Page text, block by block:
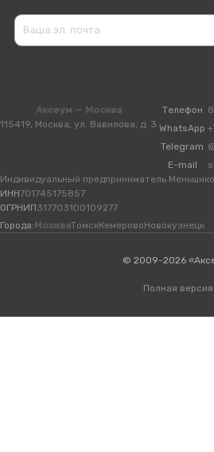
Аксеум — Москва
115419, Москва, ул. Вавилова, д. 3
Телефон
WhatsApp
Telegram
E-mail
Индивидуальный предприниматель
ИНН701745175857
ОГРНИП317703100109277
Города:МоскваТомскКемеровоНовокузнецк
© 2009-2026
Полная версия